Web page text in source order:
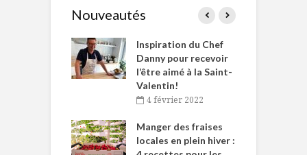
Nouveautés
Inspiration du Chef
Danny pour recevoir
l’être aimé à la Saint-
Valentin!
4 février 2022
Manger des fraises
locales en plein hiver :